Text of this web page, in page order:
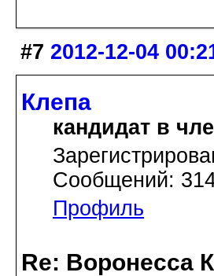
#7 2012-12-04
Клепа
кандидат в
Сообщений:
Профиль
Re: Воронесса